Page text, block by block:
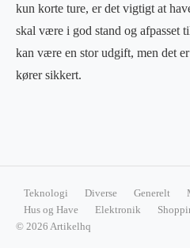
kun korte ture, er det vigtigt at
skal være i god stand og afpasset
kan være en stor udgift, men det
kører sikkert.
Teknologi Diverse Generelt
Hus og Have
Elektronik
© 2026 Artikelhq